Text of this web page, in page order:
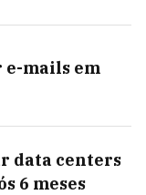
e-mails em
data centers
6 meses